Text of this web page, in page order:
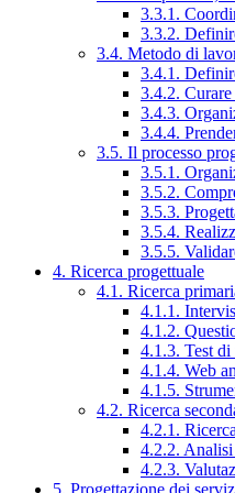
3.3.1.
3.3.2.
3.4. Metodo di
3.4.1.
3.4.2.
3.4.3.
3.4.4.
3.5. Il processo
3.5.1.
3.5.2.
3.5.3.
3.5.4.
3.5.5.
4. Ricerca progettuale
4.1. Ricerca
4.1.1.
4.1.2.
4.1.3. Test di
4.1.4. Web
4.1.5.
4.2. Ricerca
4.2.1.
4.2.2.
4.2.3.
5. Progettazione dei